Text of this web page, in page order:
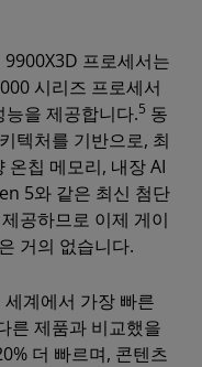
프로세서는
시리즈 프로세서
을 제공합니다.5 동
텍처를 기반으로, 최
온칩 메모리, 내장 AI
5와 같은 최신 첨단
공하므로 이제 게이
거의 없습니다.
계에서 가장 빠른
른 제품과 비교했을
더 빠르며, 콘텐츠